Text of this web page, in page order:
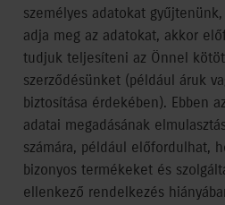
személyes adatokat
adja meg az adatokat, akkor
tudjuk teljesíteni az Önnel
szerződésünket (például áruk
biztosítása érdekében). Ebben
adatai megadásának
számára, például előfordulhat,
bizonyos termékeket és
ellenkező rendelkezés